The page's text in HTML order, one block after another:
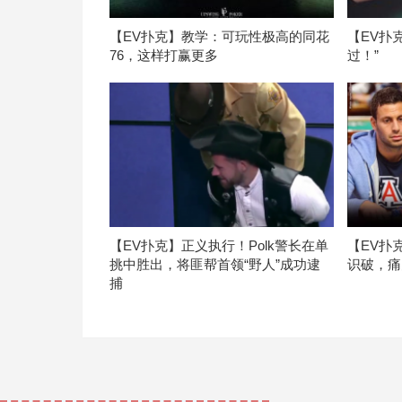
【EV扑克】教学：可玩性极高的同花
76，这样打赢更多
【EV扑
过！”
【EV扑克】正义执行！Polk警长在单
挑中胜出，将匪帮首领“野人”成功逮
捕
【EV扑
识破，